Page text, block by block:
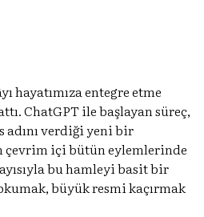
hayatımıza entegre etme
ChatGPT ile başlayan süreç,
adını verdiği yeni bir
çevrim içi bütün eylemlerinde
bu hamleyi basit bir
büyük resmi kaçırmak